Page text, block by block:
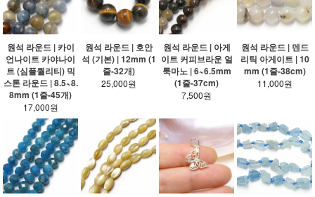
원석 라운드 | 카이
언나이트 카야나이
트 (심플퀄리티) 믹
스톤 라운드 | 8.5~8.
8mm (1줄-45개)
17,000원
원석 라운드 | 호안
석 (기본) | 12mm (1
줄-32개)
25,000원
원석 라운드 | 아게
이트 커피브라운 얼
룩마노 | 6~6.5mm
(1줄-37cm)
7,500원
원석 라운드 | 덴드
리틱 아게이트 | 10
mm (1줄-38cm)
11,000원